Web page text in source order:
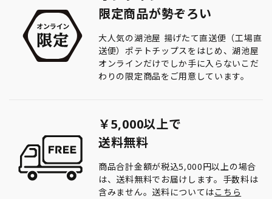
限定商品が勢ぞろい
大人気の湖池屋 揚げたて直送便（工場直
送便）ポテトチップスをはじめ、湖池屋
オンラインだけでしか手に入らないこだ
わりの限定商品をご用意しています。
￥5,000以上で
送料無料
商品合計金額が税込5,000円以上の場合
は、送料無料でお届けします。手数料は
含みません。送料についてはこちら